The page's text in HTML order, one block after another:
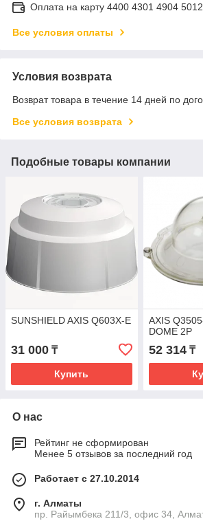
Оплата на карту 4400 4301 4904 5012
Все условия оплаты
Условия возврата
Возврат товара в течение 14 дней по
Все условия возврата
Подобные товары компании
SUNSHIELD AXIS Q603X-E
31 000 ₸
Купить
AXIS
DOME 2P
52 314₸
О нас
Рейтинг не сформирован
Менее 5 отзывов за последний год
Работает с 27.10.2014
г. Алматы
пр. Райымбека 211/3, офис 34,